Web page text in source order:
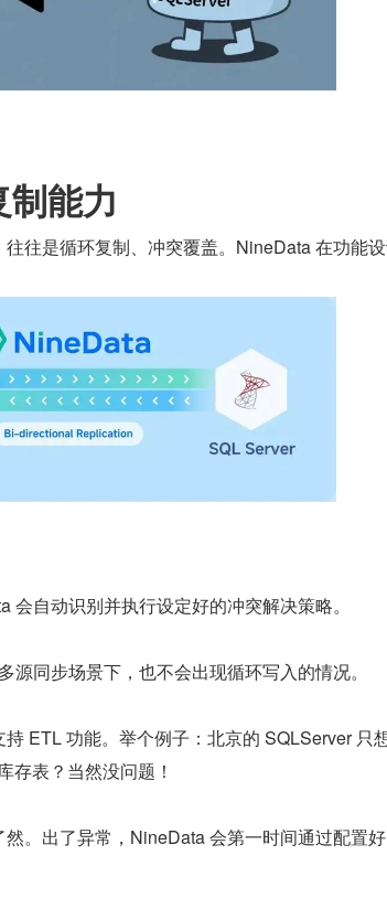
能力
往是循环复制、冲突覆盖。NineData 在功能
自动识别并执行设定好的冲突解决策略。
同步场景下，也不会出现循环写入的情况。
ETL 功能。举个例子：北京的 SQLServer 只
存表？当然没问题！
。出了异常，NineData 会第一时间通过配置